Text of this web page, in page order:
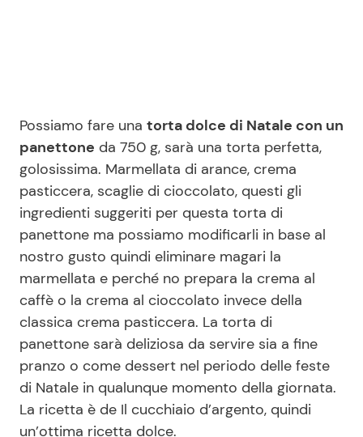
News benessere
Salute
Viaggi e Turismo
Festività
Primi Piatti
Ricette Facili e Veloci
Ricette Feste
Ricette per Bambini
Seguici
Possiamo fare una torta dolce di Natale con un
panettone da 750 g, sarà una torta perfetta,
golosissima. Marmellata di arance, crema
pasticcera, scaglie di cioccolato, questi gli
ingredienti suggeriti per questa torta di
panettone ma possiamo modificarli in base al
nostro gusto quindi eliminare magari la
marmellata e perché no prepara la crema al
caffè o la crema al cioccolato invece della
classica crema pasticcera. La torta di
panettone sarà deliziosa da servire sia a fine
pranzo o come dessert nel periodo delle feste
di Natale in qualunque momento della giornata.
La ricetta è de Il cucchiaio d’argento, quindi
un’ottima ricetta dolce.